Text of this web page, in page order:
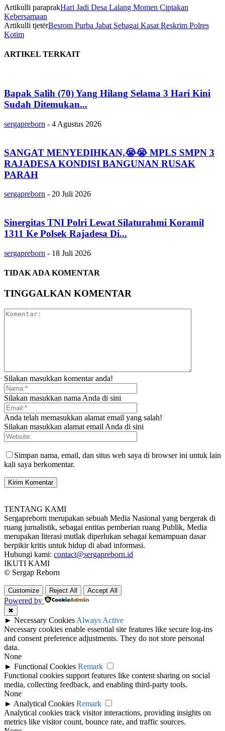
Artikulli paraprakHari Jadi Desa Lalang Momen Ciptakan
Kebersamaan
Artikulli tjetërBesrom Purba Jabat Sebagai Kasat Reskrim Polres
Kotim
ARTIKEL TERKAIT
Bapak Salih (70) Yang Hilang Selama 3 Hari Kini
Sudah Ditemukan...
sergapreborn - 4 Agustus 2026
SANGAT MENYEDIHKAN,😭😭 MPLS SMPN 3
RAJADESA KONDISI BANGUNAN RUSAK
PARAH
sergapreborn - 20 Juli 2026
Sinergitas TNI Polri Lewat Silaturahmi Koramil
1311 Ke Polsek Rajadesa Di...
sergapreborn - 18 Juli 2026
TIDAK ADA KOMENTAR
TINGGALKAN KOMENTAR
Silakan masukkan komentar anda!
Silakan masukkan nama Anda di sini
Anda telah memasukkan alamat email yang salah!
Silakan masukkan alamat email Anda di sini
Simpan nama, email, dan situs web saya di browser ini untuk lain
kali saya berkomentar.
TENTANG KAMI
Sergapreborn merupakan sebuah Media Nasional yang bergerak di
ruang jurnalistik, sebagai entitas pemberian ruang Publik, Media
merupakan literasi mutlak diperlukan sebagai kemampuan dasar
berpikir kritis untuk hidup di abad informasi.
Hubungi kami: contact@sergapreborn.id
IKUTI KAMI
© Sergap Reborn
Customize Reject All Accept All
Powered by
✖
► Necessary Cookies Always Active
Necessary cookies enable essential site features like secure log-ins
and consent preference adjustments. They do not store personal
data.
None
► Functional Cookies Remark
Functional cookies support features like content sharing on social
media, collecting feedback, and enabling third-party tools.
None
► Analytical Cookies Remark
Analytical cookies track visitor interactions, providing insights on
metrics like visitor count, bounce rate, and traffic sources.